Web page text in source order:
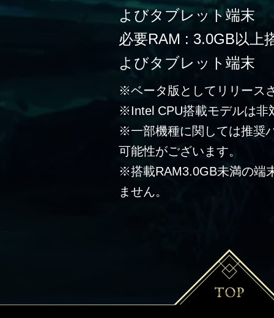
よびタブレット端末
必要RAM : 3.0GB以上
よびタブレット端末
※ベータ版としてリリース
※Intel CPU搭載モデルは非
※一部機種に関しては推奨
可能性がございます。
※搭載RAM3.0GB未満の端
ません。